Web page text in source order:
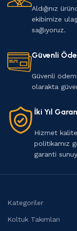
Aldığınız
ekibimize
sağlıyoruz.
Güvenli
Güvenli
olarakta
İki Yıl
Hizmet
politikamız
garanti
Kategoriler
Koltuk Takımları